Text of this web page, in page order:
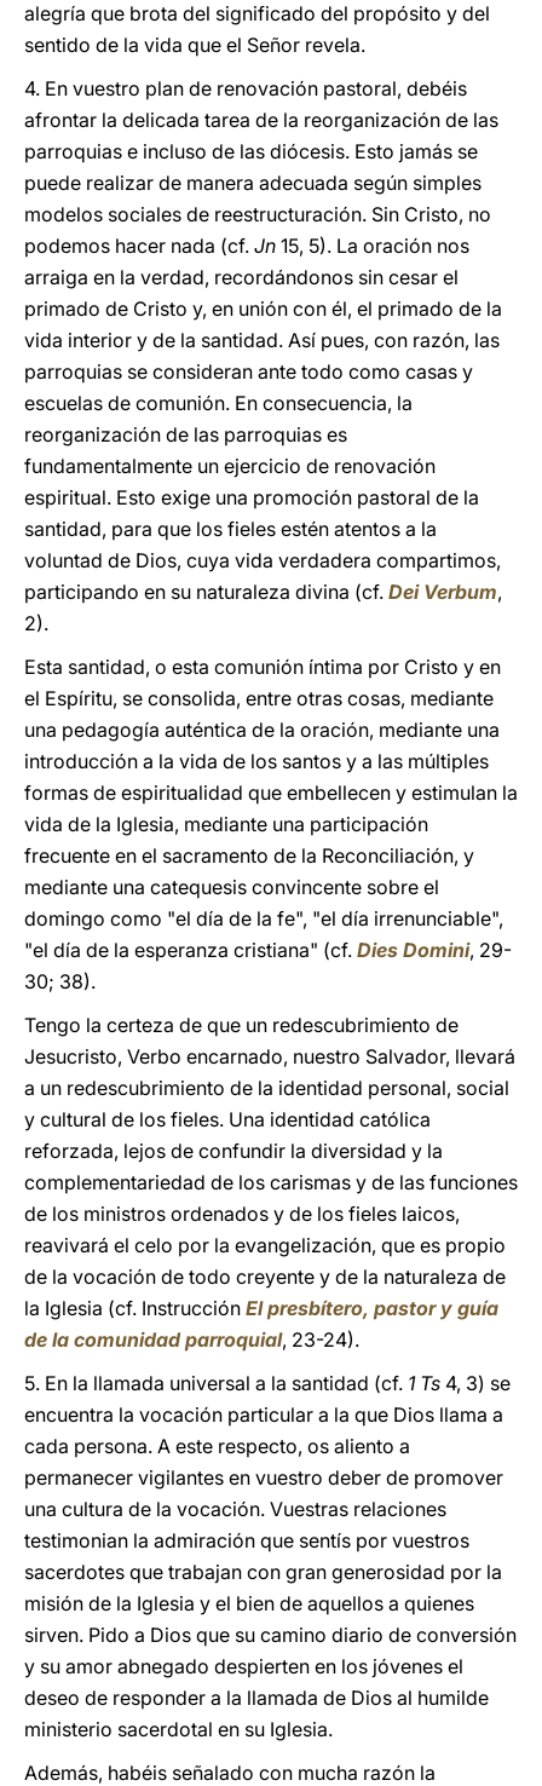
alegría que brota del significado del propósito y del
sentido de la vida que el Señor revela.
4. En vuestro plan de renovación pastoral, debéis
afrontar la delicada tarea de la reorganización de las
parroquias e incluso de las diócesis. Esto jamás se
puede realizar de manera adecuada según simples
modelos sociales de reestructuración. Sin Cristo, no
podemos hacer nada (cf. Jn 15, 5). La oración nos
arraiga en la verdad, recordándonos sin cesar el
primado de Cristo y, en unión con él, el primado de la
vida interior y de la santidad. Así pues, con razón, las
parroquias se consideran ante todo como casas y
escuelas de comunión. En consecuencia, la
reorganización de las parroquias es
fundamentalmente un ejercicio de renovación
espiritual. Esto exige una promoción pastoral de la
santidad, para que los fieles estén atentos a la
voluntad de Dios, cuya vida verdadera compartimos,
participando en su naturaleza divina (cf. Dei Verbum,
2).
Esta santidad, o esta comunión íntima por Cristo y en
el Espíritu, se consolida, entre otras cosas, mediante
una pedagogía auténtica de la oración, mediante una
introducción a la vida de los santos y a las múltiples
formas de espiritualidad que embellecen y estimulan la
vida de la Iglesia, mediante una participación
frecuente en el sacramento de la Reconciliación, y
mediante una catequesis convincente sobre el
domingo como "el día de la fe", "el día irrenunciable",
"el día de la esperanza cristiana" (cf. Dies Domini, 29-
30; 38).
Tengo la certeza de que un redescubrimiento de
Jesucristo, Verbo encarnado, nuestro Salvador, llevará
a un redescubrimiento de la identidad personal, social
y cultural de los fieles. Una identidad católica
reforzada, lejos de confundir la diversidad y la
complementariedad de los carismas y de las funciones
de los ministros ordenados y de los fieles laicos,
reavivará el celo por la evangelización, que es propio
de la vocación de todo creyente y de la naturaleza de
la Iglesia (cf. Instrucción El presbítero, pastor y guía
de la comunidad parroquial, 23-24).
5. En la llamada universal a la santidad (cf. 1 Ts 4, 3) se
encuentra la vocación particular a la que Dios llama a
cada persona. A este respecto, os aliento a
permanecer vigilantes en vuestro deber de promover
una cultura de la vocación. Vuestras relaciones
testimonian la admiración que sentís por vuestros
sacerdotes que trabajan con gran generosidad por la
misión de la Iglesia y el bien de aquellos a quienes
sirven. Pido a Dios que su camino diario de conversión
y su amor abnegado despierten en los jóvenes el
deseo de responder a la llamada de Dios al humilde
ministerio sacerdotal en su Iglesia.
Además, habéis señalado con mucha razón la